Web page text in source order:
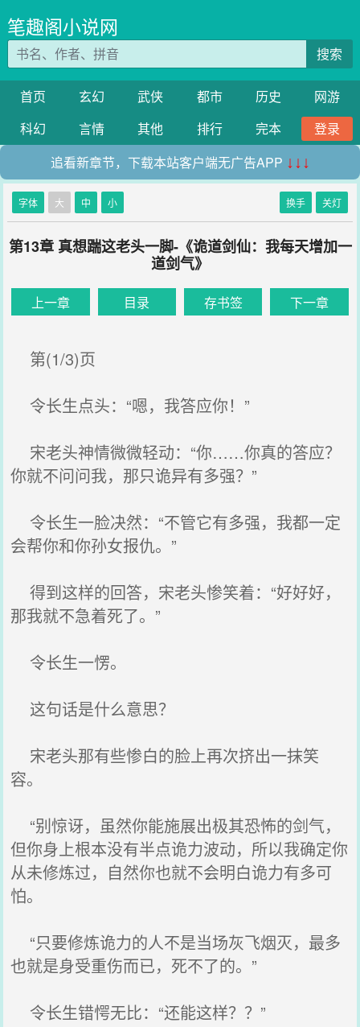
笔趣阁小说网
搜索
首页 玄幻 武侠 都市 历史
网游
科幻
言情 其他 排行 完本
登录
追看新章节，下载本站客户端无广告APP ↓↓↓
字体 大 中 小 换手 关灯
第13章 真想踹这老头一脚-《诡道剑仙：我每天增加一
道剑气》
上一章 目录 存书签 下一章
第(1/3)页
令长生点头：“嗯，我答应你！”
宋老头神情微微轻动：“你……你真的答应？
你就不问问我，那只诡异有多强？”
令长生一脸决然：“不管它有多强，我都一定
会帮你和你孙女报仇。”
得到这样的回答，宋老头惨笑着：“好好好，
那我就不急着死了。”
令长生一愣。
这句话是什么意思？
宋老头那有些惨白的脸上再次挤出一抹笑
容。
“别惊讶，虽然你能施展出极其恐怖的剑气，
但你身上根本没有半点诡力波动，所以我确定你
从未修炼过，自然你也就不会明白诡力有多可
怕。
“只要修炼诡力的人不是当场灰飞烟灭，最多
也就是身受重伤而已，死不了的。”
令长生错愕无比：“还能这样？？”